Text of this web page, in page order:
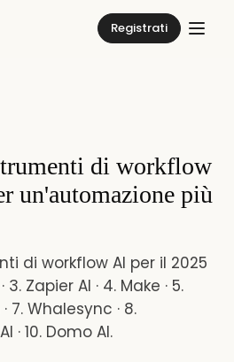
Registrati
di workflow
un'automazione più
di workflow AI per il 2025
3. Zapier AI · 4. Make · 5.
7. Whalesync · 8.
· 10. Domo AI.